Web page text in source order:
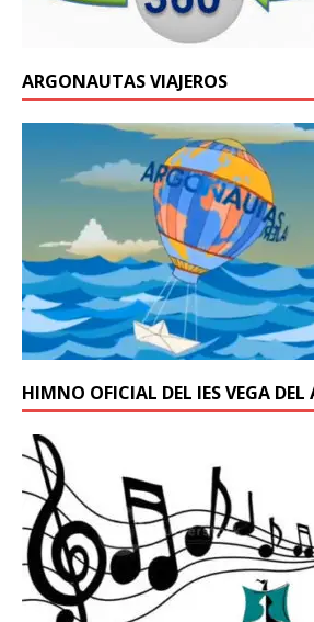
ARGONAUTAS VIAJEROS
HIMNO OFICIAL DEL IES VEGA DEL